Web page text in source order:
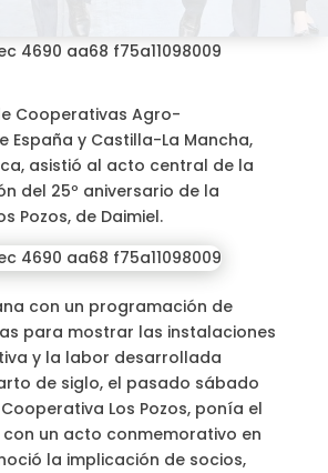
Cooperativas Agro-
España y Castilla-La Mancha,
asistió al acto central de la
del 25º aniversario de la
Pozos, de Daimiel.
con un programación de
para mostrar las instalaciones
y la labor desarrollada
de siglo, el pasado sábado
Los Pozos, ponía el
un acto conmemorativo en
la implicación de socios,